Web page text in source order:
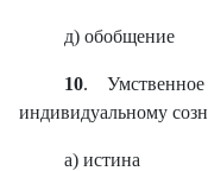
д) обобщение
10.
индивидуальному
а) истина